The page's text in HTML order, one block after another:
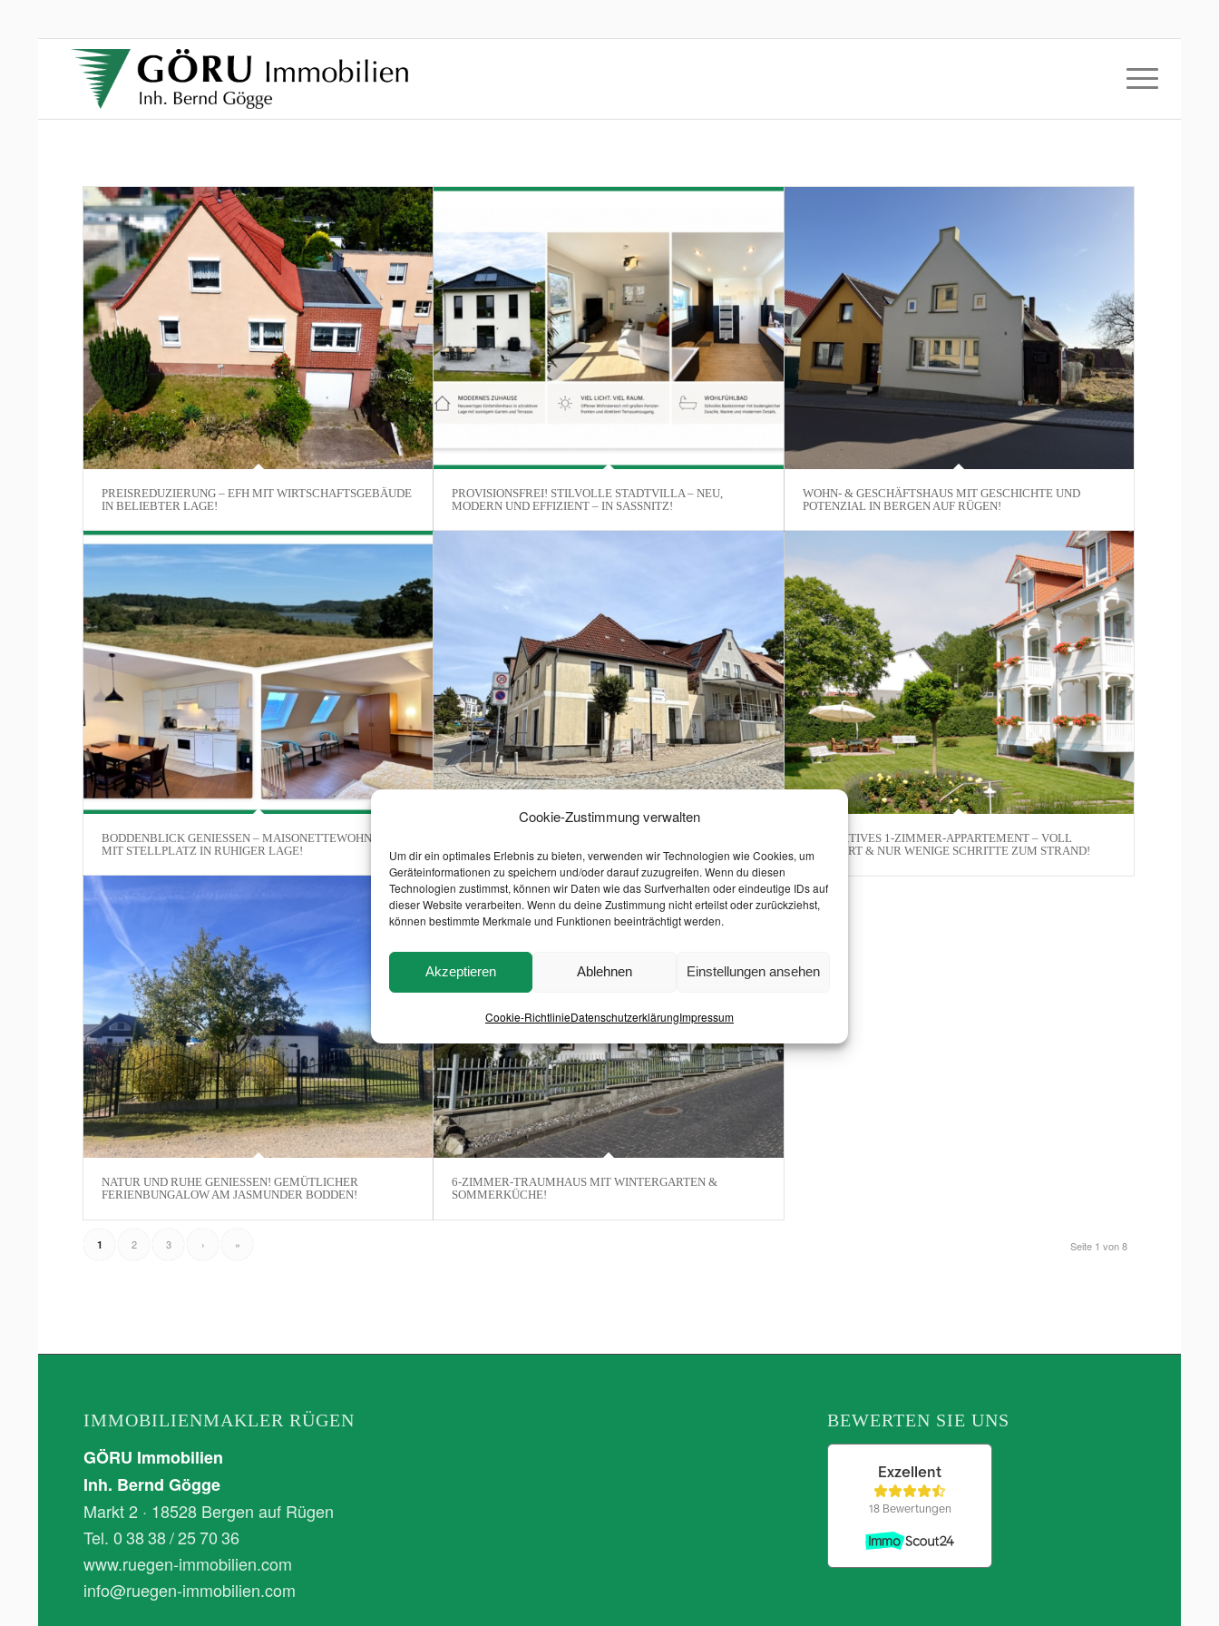
Cookie-Zustimmung verwalten
Um dir ein optimales Erlebnis zu bieten, verwenden wir Technologien wie Cookies, um
Geräteinformationen zu speichern und/oder darauf zuzugreifen. Wenn du diesen
Technologien zustimmst, können wir Daten wie das Surfverhalten oder eindeutige IDs auf
dieser Website verarbeiten. Wenn du deine Zustimmung nicht erteilst oder zurückziehst,
können bestimmte Merkmale und Funktionen beeinträchtigt werden.
Akzeptieren Ablehnen Einstellungen ansehen
Cookie-RichtlinieDatenschutzerklärungImpressum
PREISREDUZIERUNG – EFH MIT WIRTSCHAFTSGEBÄUDE
IN BELIEBTER LAGE!
PROVISIONSFREI! STILVOLLE STADTVILLA – NEU,
MODERN UND EFFIZIENT – IN SASSNITZ!
WOHN- & GESCHÄFTSHAUS MIT GESCHICHTE UND
POTENZIAL IN BERGEN AUF RÜGEN!
BODDENBLICK GENIESSEN – MAISONETTEWOHNUNG M
IT STELLPLATZ IN RUHIGER LAGE!
DIREKT IM ZENTRUM VON BERGEN
ATTRAKTIVES 1-ZIMMER-APPARTEMENT – VOLL
MÖBLIERT & NUR WENIGE SCHRITTE ZUM STRAND!
NATUR UND RUHE GENIESSEN! GEMÜTLICHER F
ERIENBUNGALOW AM JASMUNDER BODDEN!
6-ZIMMER-TRAUMHAUS MIT WINTERGARTEN &
SOMMERKÜCHE!
Seite 1 von 8
1 2 3 › »
IMMOBILIENMAKLER RÜGEN
GÖRU Immobilien
Inh. Bernd Gögge
Markt 2 · 18528 Bergen auf Rügen
Tel. 0 38 38 / 25 70 36
www.ruegen-immobilien.com
info@ruegen-immobilien.com
BEWERTEN SIE UNS